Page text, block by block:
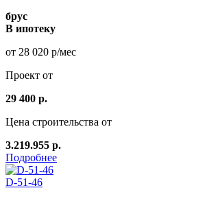
брус
В ипотеку
от 28 020 р/мес
Проект от
29 400 р.
Цена строительства от
3.219.955 р.
Подробнее
D-51-46